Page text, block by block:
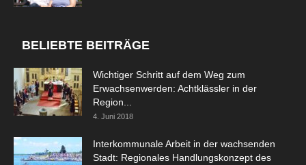
BELIEBTE BEITRÄGE
Wichtiger Schritt auf dem Weg zum
Erwachsenwerden: Achtklässler in der
Region...
4. Juni 2018
Interkommunale Arbeit in der wachsenden
Stadt: Regionales Handlungskonzept des